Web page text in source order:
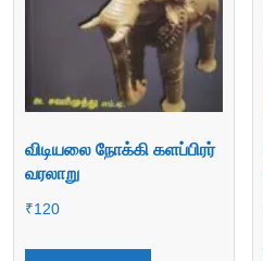
விடியலை நோக்கி களப்பிரர்
வரலாறு
₹120